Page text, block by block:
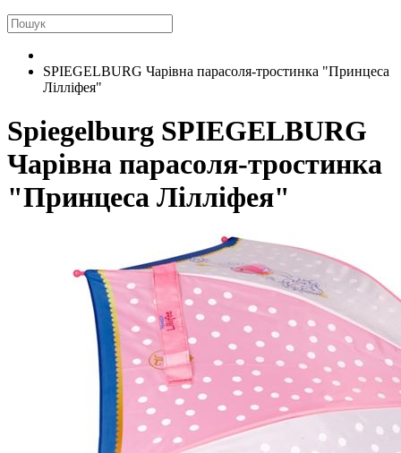
SPIEGELBURG Чарівна парасоля-тростинка "Принцеса
Лілліфея"
Spiegelburg SPIEGELBURG
Чарівна парасоля-тростинка
"Принцеса Лілліфея"